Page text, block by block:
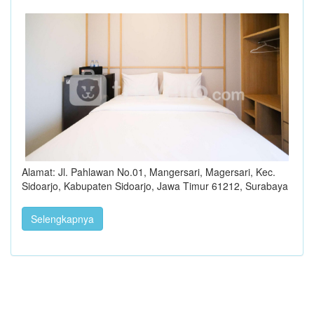
Alamat: Jl. Pahlawan No.01, Mangersari, Magersari, Kec.
Sidoarjo, Kabupaten Sidoarjo, Jawa Timur 61212, Surabaya
Selengkapnya